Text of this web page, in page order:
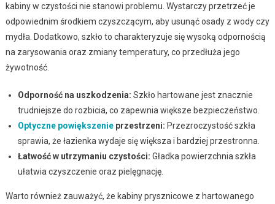
kabiny w czystości nie stanowi problemu. Wystarczy przetrzeć je
odpowiednim środkiem czyszczącym, aby usunąć osady z wody czy
mydła. Dodatkowo, szkło to charakteryzuje się wysoką odpornością
na zarysowania oraz zmiany temperatury, co przedłuża jego
żywotność.
Odporność na uszkodzenia: Szkło hartowane jest znacznie
trudniejsze do rozbicia, co zapewnia większe bezpieczeństwo.
Optyczne powiększenieprzestrzeni: Przezroczystość szkła
sprawia, że łazienka wydaje się większa i bardziej przestronna.
Łatwość w utrzymaniu czystości: Gładka powierzchnia szkła
ułatwia czyszczenie oraz pielęgnację.
Warto również zauważyć, że kabiny prysznicowe z hartowanego